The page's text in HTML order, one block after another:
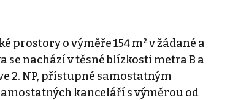
o výměře 154 m² v žádané a
nachází v těsné blízkosti metra B a
2. NP, přístupné samostatným
kanceláří s výměrou od